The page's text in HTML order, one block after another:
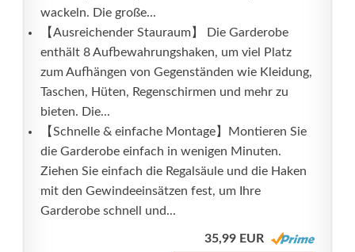
wackeln. Die große...
【Ausreichender Stauraum】 Die Garderobe
enthält 8 Aufbewahrungshaken, um viel Platz
zum Aufhängen von Gegenständen wie Kleidung,
Taschen, Hüten, Regenschirmen und mehr zu
bieten. Die...
【Schnelle & einfache Montage】Montieren Sie
die Garderobe einfach in wenigen Minuten.
Ziehen Sie einfach die Regalsäule und die Haken
mit den Gewindeeinsätzen fest, um Ihre
Garderobe schnell und...
35,99 EUR